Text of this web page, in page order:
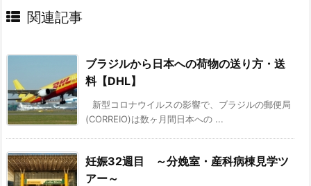
関連記事
ブラジルから日本への荷物の送り方・送
料【DHL】
新型コロナウイルスの影響で、ブラジルの郵便局
(CORREIO)は数ヶ月間日本への ...
妊娠32週目 ～分娩室・産科病棟見学ツ
アー～